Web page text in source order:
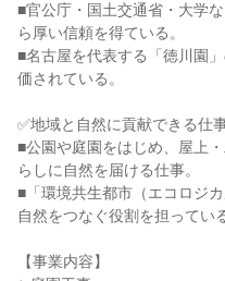
■官公庁・国土交通省・大学
ら厚い信頼を得ている。
■名古屋を代表する「徳川園
価されている。
✅地域と自然に貢献できる仕
■公園や庭園をはじめ、屋上
らしに自然を届ける仕事。
■「環境共生都市（エコロジ
自然をつなぐ役割を担ってい
【事業内容】